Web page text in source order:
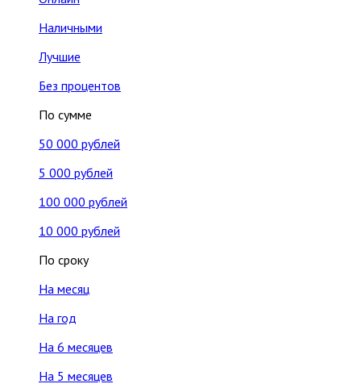
Наличными
Лучшие
Без процентов
По сумме
50 000 рублей
5 000 рублей
100 000 рублей
10 000 рублей
По сроку
На месяц
На год
На 6 месяцев
На 5 месяцев